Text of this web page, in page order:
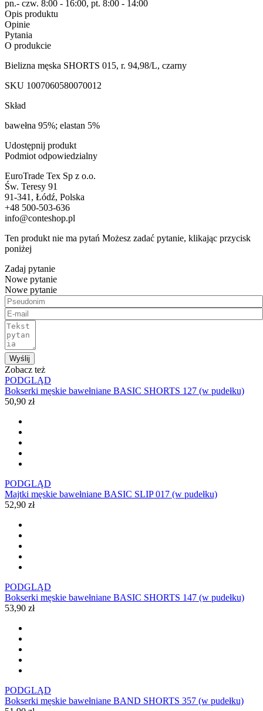
pn.- czw. 8:00 - 16:00, pt. 8:00 - 14:00
Opis produktu
Opinie
Pytania
O produkcie
Bielizna męska SHORTS 015, r. 94,98/L, czarny
SKU 1007060580070012
Skład
bawełna 95%; elastan 5%
Udostępnij produkt
Podmiot odpowiedzialny
EuroTrade Tex Sp z o.o.
Św. Teresy 91
91-341, Łódź, Polska
+48 500-503-636
info@conteshop.pl
Ten produkt nie ma pytań Możesz zadać pytanie, klikając przycisk
poniżej
Zadaj pytanie
Nowe pytanie
Nowe pytanie
Wyślij
Zobacz też
PODGLĄD
Bokserki męskie bawełniane BASIC SHORTS 127 (w pudełku)
50,90 zł
PODGLĄD
Majtki męskie bawełniane BASIC SLIP 017 (w pudełku)
52,90 zł
PODGLĄD
Bokserki męskie bawełniane BASIC SHORTS 147 (w pudełku)
53,90 zł
PODGLĄD
Bokserki męskie bawełniane BAND SHORTS 357 (w pudełku)